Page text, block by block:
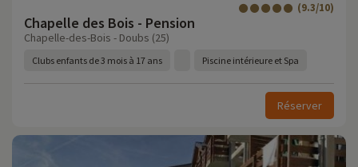
Chapelle des Bois - Pension
(9.3/10)
Chapelle-des-Bois - Doubs (25)
Clubs enfants de 3 mois à 17 ans Piscine intérieure et Spa
Réserver